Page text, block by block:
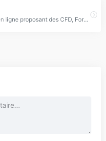
ETX Capital est un courtier en ligne proposant des CFD, Forex et trading sur actions avec des plateformes avancées.